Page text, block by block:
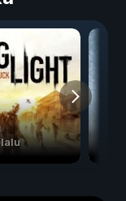
lalu